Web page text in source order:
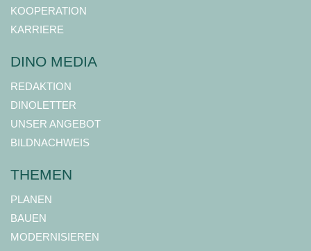
KOOPERATION
KARRIERE
DINO MEDIA
REDAKTION
DINOLETTER
UNSER ANGEBOT
BILDNACHWEIS
THEMEN
PLANEN
BAUEN
MODERNISIEREN